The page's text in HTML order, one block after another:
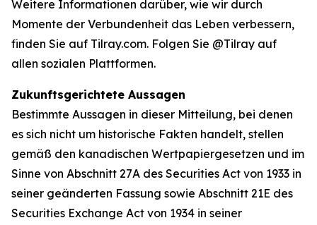
Weitere Informationen darüber, wie wir durch
Momente der Verbundenheit das Leben verbessern,
finden Sie auf Tilray.com. Folgen Sie @Tilray auf
allen sozialen Plattformen.
Zukunftsgerichtete Aussagen
Bestimmte Aussagen in dieser Mitteilung, bei denen
es sich nicht um historische Fakten handelt, stellen
gemäß den kanadischen Wertpapiergesetzen und im
Sinne von Abschnitt 27A des Securities Act von 1933 in
seiner geänderten Fassung sowie Abschnitt 21E des
Securities Exchange Act von 1934 in seiner